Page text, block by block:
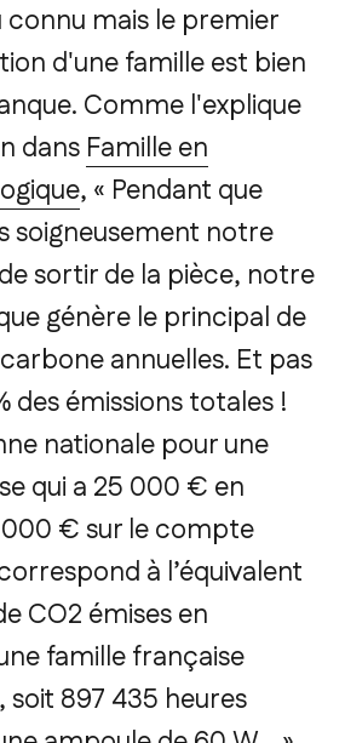
connu mais le premier
d'une famille est bien
Comme l'explique
dans Famille en
, « Pendant que
soigneusement notre
sortir de la pièce, notre
génère le principal de
annuelles. Et pas
des émissions totales !
nationale pour une
qui a 25 000 € en
€ sur le compte
à l’équivalent
CO2 émises en
famille française
soit 897 435 heures